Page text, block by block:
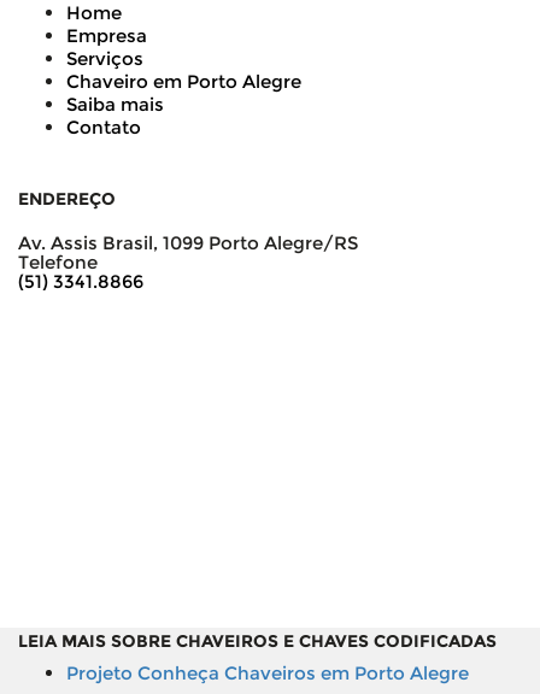
Home
Empresa
Serviços
Chaveiro em Porto Alegre
Saiba mais
Contato
ENDEREÇO
Av. Assis Brasil, 1099 Porto Alegre/RS
Telefone
(51) 3341.8866
LEIA MAIS SOBRE CHAVEIROS E CHAVES CODIFICADAS
Projeto Conheça Chaveiros em Porto Alegre